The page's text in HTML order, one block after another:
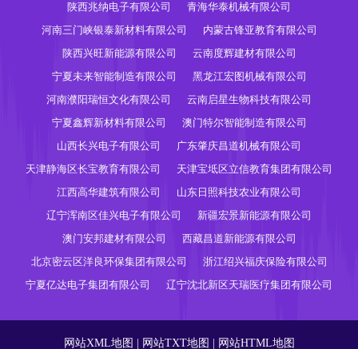
陕西兆纳电子有限公司
青海华泰机械有限公司
河南三门峡银泰新材料有限公司
内蒙古锋亚教育有限公司
陕西兴旺新能源有限公司
云南度辉建材有限公司
宁夏未来智能制造有限公司
黑龙江宏图机械有限公司
河南濮阳瑞恒文化有限公司
云南启星生物科技有限公司
宁夏鑫辉新材料有限公司
澳门特尔智能制造有限公司
山西长兴电子有限公司
广东肇庆昌道机械有限公司
天津静海区长宝教育有限公司
天津宝坻区立信教育集团有限公司
江西高华建筑有限公司
山东日照科技农业有限公司
辽宁浑南区佳兴电子有限公司
新疆宏景新能源有限公司
澳门安邦建材有限公司
西藏昌道新能源有限公司
北京密云区洋良环保集团有限公司
浙江绍兴福庆保险有限公司
宁夏亿达电子集团有限公司
辽宁沈北新区天瑞医疗集团有限公司
网站XML地图 网站TXT地图 网站HTML地图